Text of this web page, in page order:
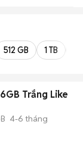
512 GB 1 TB
Trắng Like
4-6 tháng